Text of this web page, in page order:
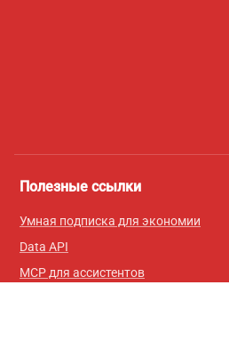
Полезные ссылки
Умная подписка для экономии
Data API
MCP для ассистентов